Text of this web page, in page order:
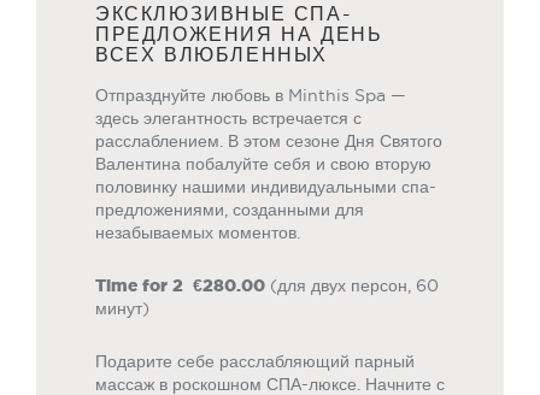
ЭКСКЛЮЗИВНЫЕ СПА-
ПРЕДЛОЖЕНИЯ НА ДЕНЬ
ВСЕХ ВЛЮБЛЕННЫХ
Отпразднуйте любовь в Minthis Spa —
здесь элегантность встречается с
расслаблением. В этом сезоне Дня Святого
Валентина побалуйте себя и свою вторую
половинку нашими индивидуальными спа-
предложениями, созданными для
незабываемых моментов.
Time for 2 €280.00 (для двух персон, 60
минут)
Подарите себе расслабляющий парный
массаж в роскошном СПА-люксе. Начните с